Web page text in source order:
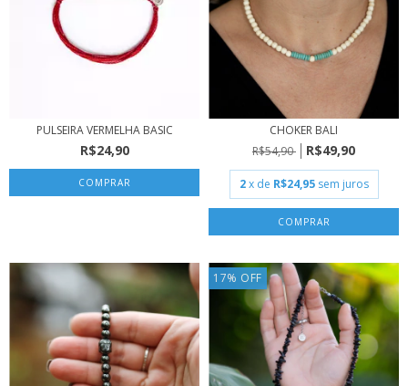
PULSEIRA VERMELHA BASIC
R$24,90
CHOKER BALI
R$54,90
R$49,90
2 x de R$24,95 sem juros
17% OFF